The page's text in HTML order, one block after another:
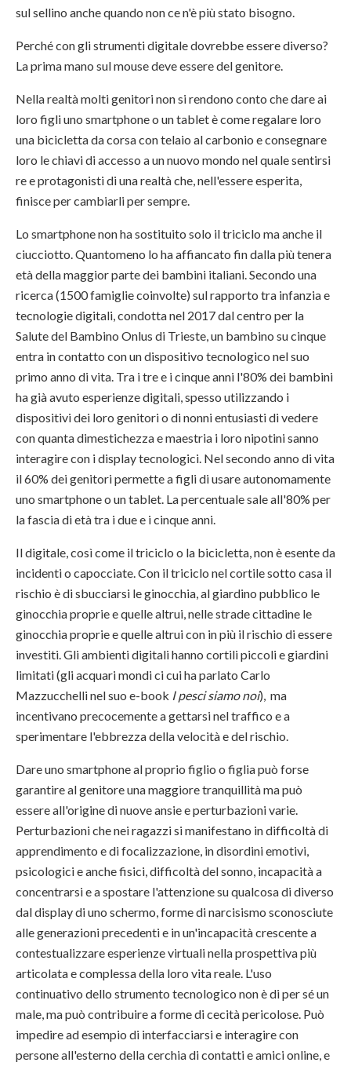
sul sellino anche quando non ce n'è più stato bisogno.
Perché con gli strumenti digitale dovrebbe essere diverso?
La prima mano sul mouse deve essere del genitore.
Nella realtà molti genitori non si rendono conto che dare ai
loro figli uno smartphone o un tablet è come regalare loro
una bicicletta da corsa con telaio al carbonio e consegnare
loro le chiavi di accesso a un nuovo mondo nel quale sentirsi
re e protagonisti di una realtà che, nell'essere esperita,
finisce per cambiarli per sempre.
Lo smartphone non ha sostituito solo il triciclo ma anche il
ciucciotto. Quantomeno lo ha affiancato fin dalla più tenera
età della maggior parte dei bambini italiani. Secondo una
ricerca (1500 famiglie coinvolte) sul rapporto tra infanzia e
tecnologie digitali, condotta nel 2017 dal centro per la
Salute del Bambino Onlus di Trieste, un bambino su cinque
entra in contatto con un dispositivo tecnologico nel suo
primo anno di vita. Tra i tre e i cinque anni l'80% dei bambini
ha già avuto esperienze digitali, spesso utilizzando i
dispositivi dei loro genitori o di nonni entusiasti di vedere
con quanta dimestichezza e maestria i loro nipotini sanno
interagire con i display tecnologici. Nel secondo anno di vita
il 60% dei genitori permette a figli di usare autonomamente
uno smartphone o un tablet. La percentuale sale all'80% per
la fascia di età tra i due e i cinque anni.
Il digitale, così come il triciclo o la bicicletta, non è esente da
incidenti o capocciate. Con il triciclo nel cortile sotto casa il
rischio è di sbucciarsi le ginocchia, al giardino pubblico le
ginocchia proprie e quelle altrui, nelle strade cittadine le
ginocchia proprie e quelle altrui con in più il rischio di essere
investiti. Gli ambienti digitali hanno cortili piccoli e giardini
limitati (gli acquari mondi ci cui ha parlato Carlo
Mazzucchelli nel suo e-book I pesci siamo noi), ma
incentivano precocemente a gettarsi nel traffico e a
sperimentare l'ebbrezza della velocità e del rischio.
Dare uno smartphone al proprio figlio o figlia può forse
garantire al genitore una maggiore tranquillità ma può
essere all'origine di nuove ansie e perturbazioni varie.
Perturbazioni che nei ragazzi si manifestano in difficoltà di
apprendimento e di focalizzazione, in disordini emotivi,
psicologici e anche fisici, difficoltà del sonno, incapacità a
concentrarsi e a spostare l'attenzione su qualcosa di diverso
dal display di uno schermo, forme di narcisismo sconosciute
alle generazioni precedenti e in un'incapacità crescente a
contestualizzare esperienze virtuali nella prospettiva più
articolata e complessa della loro vita reale. L'uso
continuativo dello strumento tecnologico non è di per sé un
male, ma può contribuire a forme di cecità pericolose. Può
impedire ad esempio di interfacciarsi e interagire con
persone all'esterno della cerchia di contatti e amici online, e